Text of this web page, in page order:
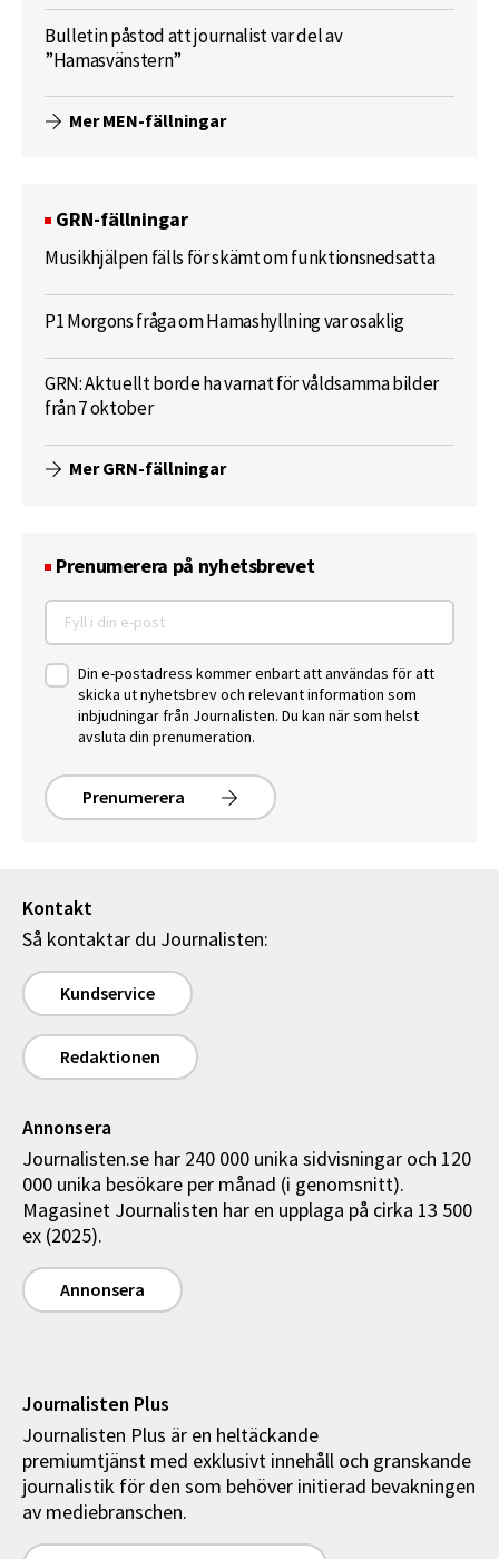
Bulletin påstod att journalist var del av
”Hamasvänstern”
Mer MEN-fällningar
GRN-fällningar
Musikhjälpen fälls för skämt om funktionsnedsatta
P1 Morgons fråga om Hamashyllning var osaklig
GRN: Aktuellt borde ha varnat för våldsamma bilder
från 7 oktober
Mer GRN-fällningar
Prenumerera på nyhetsbrevet
Din e-postadress kommer enbart att användas för att
skicka ut nyhetsbrev och relevant information som
inbjudningar från Journalisten. Du kan när som helst
avsluta din prenumeration.
Prenumerera
Kontakt
Så kontaktar du Journalisten:
Kundservice
Redaktionen
Annonsera
Journalisten.se har 240 000 unika sidvisningar och 120
000 unika besökare per månad (i genomsnitt).
Magasinet Journalisten har en upplaga på cirka 13 500
ex (2025).
Annonsera
Journalisten Plus
Journalisten Plus är en heltäckande
premiumtjänst med exklusivt innehåll och granskande
journalistik för den som behöver initierad bevakningen
av mediebranschen.